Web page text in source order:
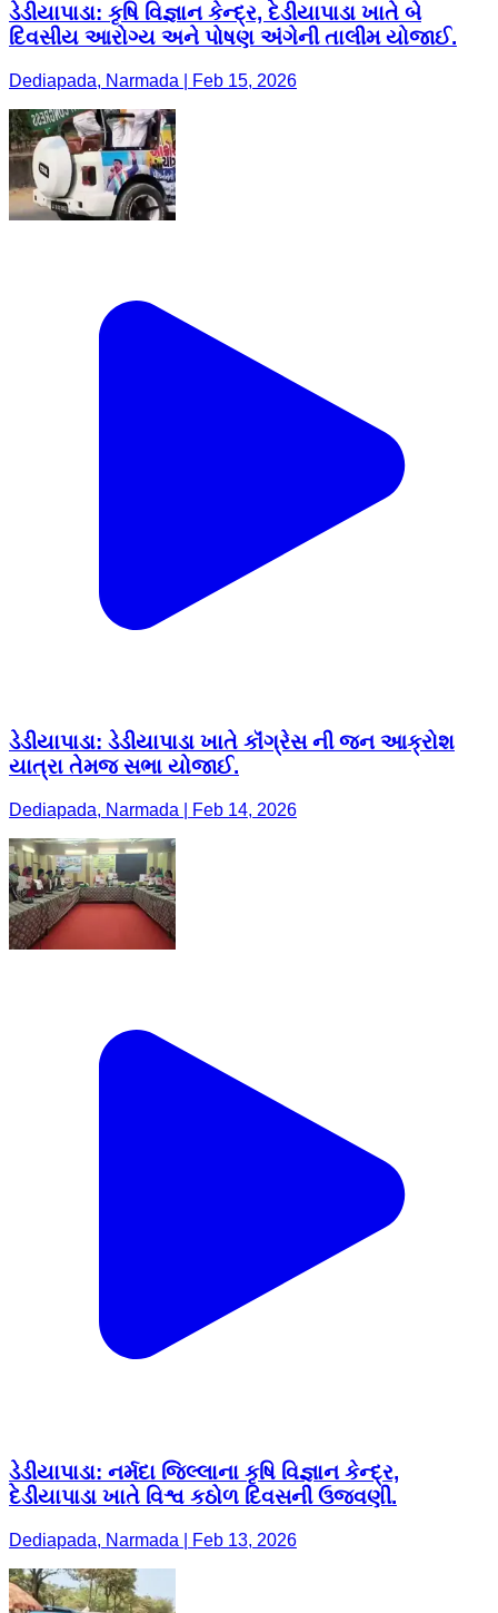
ડેડીયાપાડા: કૃષિ વિજ્ઞાન કેન્દ્ર, દેડીયાપાડા ખાતે બે
દિવસીય આરોગ્ય અને પોષણ અંગેની તાલીમ યોજાઈ.
Dediapada, Narmada | Feb 15, 2026
ડેડીયાપાડા: ડેડીયાપાડા ખાતે કૉંગ્રેસ ની જન આક્રોશ
યાત્રા તેમજ સભા યોજાઈ.
Dediapada, Narmada | Feb 14, 2026
ડેડીયાપાડા: નર્મદા જિલ્લાના કૃષિ વિજ્ઞાન કેન્દ્ર,
દેડીયાપાડા ખાતે વિશ્વ કઠોળ દિવસની ઉજવણી.
Dediapada, Narmada | Feb 13, 2026